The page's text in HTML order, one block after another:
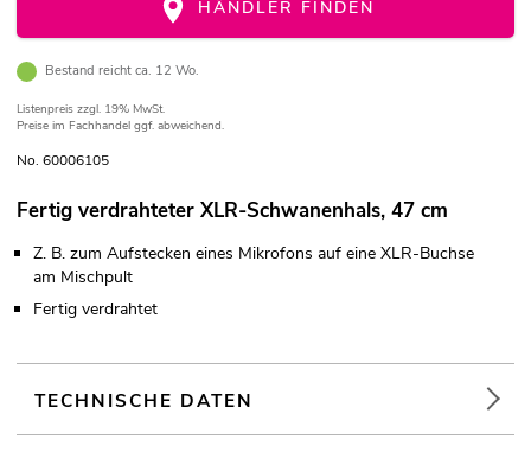
HÄNDLER FINDEN
Bestand reicht ca. 12 Wo.
Listenpreis zzgl. 19% MwSt.
Preise im Fachhandel ggf. abweichend.
No. 60006105
Fertig verdrahteter XLR-Schwanenhals, 47 cm
Z. B. zum Aufstecken eines Mikrofons auf eine XLR-Buchse
am Mischpult
Fertig verdrahtet
TECHNISCHE DATEN